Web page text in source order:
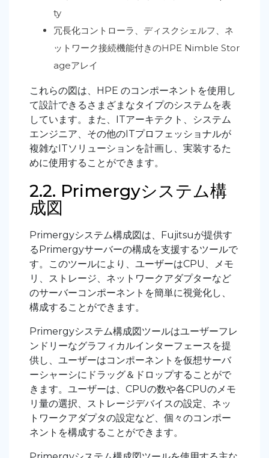
ty
冗長化コントローラ、ディスクシェルフ、ネ
ットワーク接続機能付きのHPE Nimble Stor
ageアレイ
これらの図は、HPE のコンポーネントを使用し
て設計できるさまざまなタイプのシステムを表
しています。また、ITアーキテクト、システム
エンジニア、その他のITプロフェッショナルが
複雑なITソリューションを計画し、実装するた
めに使用することができます。
2.2. Primergyシステム構
成図
Primergyシステム構成図は、Fujitsuが提供す
るPrimergyサーバーの構成を支援するツールで
す。このツールにより、ユーザーはCPU、メモ
リ、ストレージ、ネットワークアダプターなど
のサーバーコンポーネントを簡単に視覚化し、
構成することができます。
Primergyシステム構成図ツールはユーザーフレ
ンドリーなグラフィカルインターフェースを提
供し、ユーザーはコンポーネントを仮想サーバ
ーシャーシにドラッグ＆ドロップすることがで
きます。ユーザーは、CPUの数や各CPUのメモ
リ量の選択、ストレージデバイスの設定、ネッ
トワークアダプタの設定など、個々のコンポー
ネントを構成することができます。